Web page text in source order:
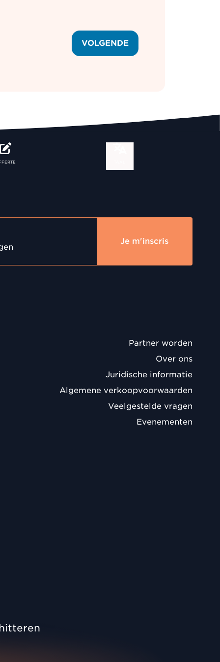
VOLGENDE
Je m'inscris
Partner worden
Over ons
Juridische informatie
Algemene verkoopvoorwaarden
Veelgestelde vragen
Evenementen